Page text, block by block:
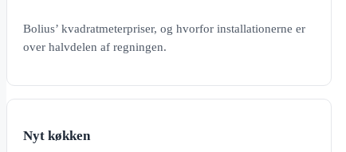
Bolius’ kvadratmeterpriser, og hvorfor installationerne er
over halvdelen af regningen.
Nyt køkken